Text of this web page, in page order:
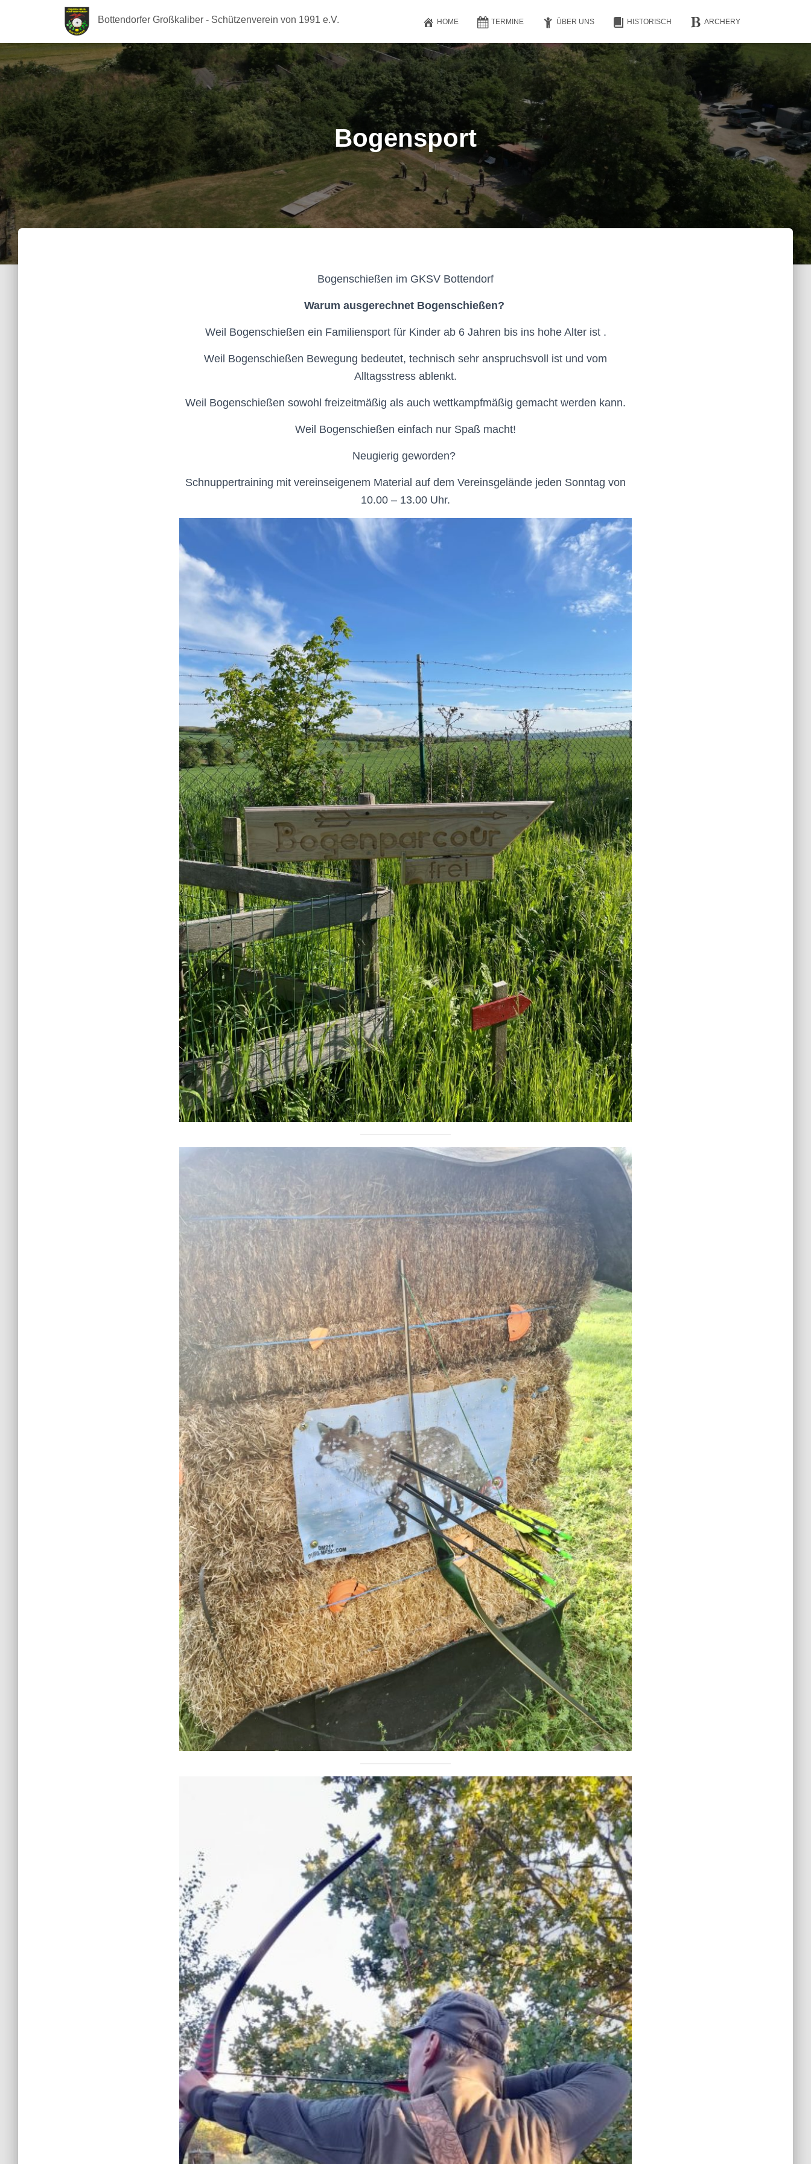
Bottendorfer Großkaliber - Schützenverein von 1991 e.V. HOME TERMINE ÜBER UNS HISTORISCH ARCHERY
Bogensport
Bogenschießen im GKSV Bottendorf
Warum ausgerechnet Bogenschießen?
Weil Bogenschießen ein Familiensport für Kinder ab 6 Jahren bis ins hohe Alter ist .
Weil Bogenschießen Bewegung bedeutet, technisch sehr anspruchsvoll ist und vom
Alltagsstress ablenkt.
Weil Bogenschießen sowohl freizeitmäßig als auch wettkampfmäßig gemacht werden kann.
Weil Bogenschießen einfach nur Spaß macht!
Neugierig geworden?
Schnuppertraining mit vereinseigenem Material auf dem Vereinsgelände jeden Sonntag von
10.00 – 13.00 Uhr.